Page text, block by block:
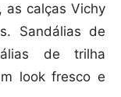
as calças Vichy
Sandálias de
de trilha
look fresco e